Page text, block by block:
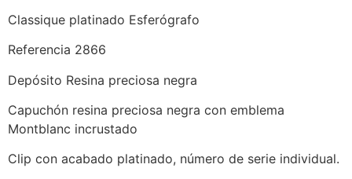
Classique platinado Esferógrafo
Referencia 2866
Depósito Resina preciosa negra
Capuchón resina preciosa negra con emblema
Montblanc incrustado
Clip con acabado platinado, número de serie individual.